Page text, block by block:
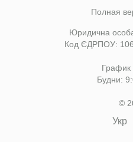
Полная
Юридична
Код ЄДРПОУ:
График
Будни:
©
Укр